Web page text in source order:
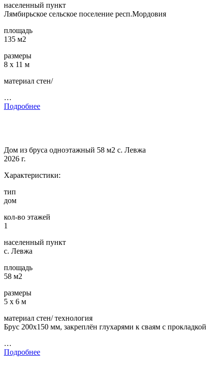
населенный пункт
Лямбирьское сельское поселение респ.Мордовия
площадь
135 м2
размеры
8 х 11 м
материал стен/
…
Подробнее
Дом из бруса одноэтажный 58 м2 с. Левжа
2026 г.
Характеристики:
тип
дом
кол-во этажей
1
населенный пункт
с. Левжа
площадь
58 м2
размеры
5 х 6 м
материал стен/ технология
Брус 200х150 мм, закреплён глухарями к сваям с прокладкой
…
Подробнее